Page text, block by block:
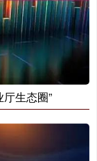
生态圈”